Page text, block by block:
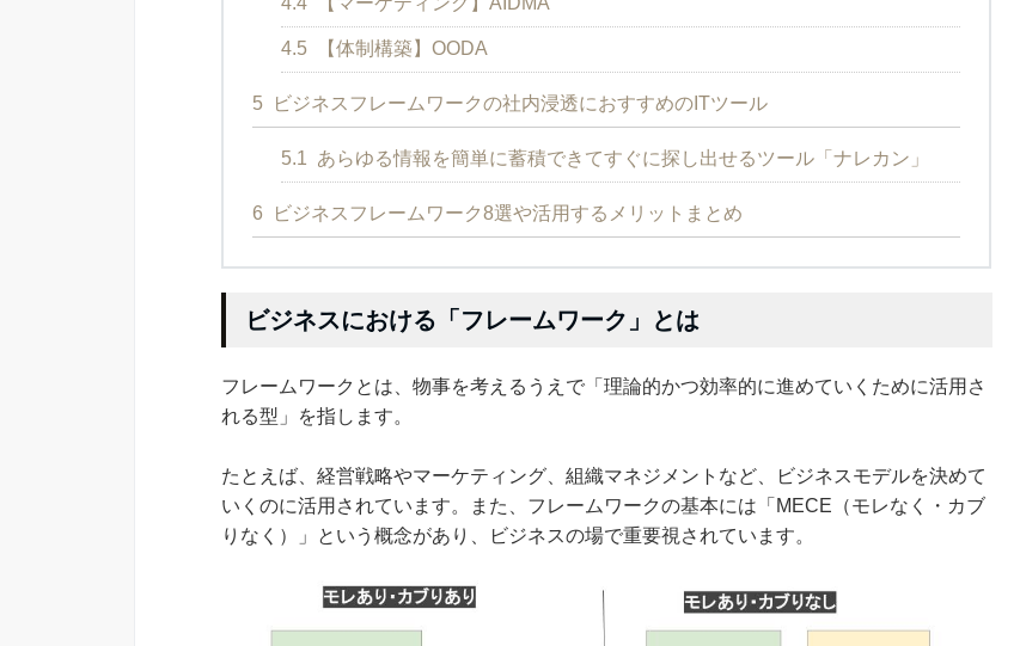
4.5 【体制構築】OODA
5 ビジネスフレームワークの社内浸透におすすめのITツール
5.1 あらゆる情報を簡単に蓄積できてすぐに探し出せるツール「ナレカン」
6 ビジネスフレームワーク8選や活用するメリットまとめ
ビジネスにおける「フレームワーク」とは
フレームワークとは、物事を考えるうえで「理論的かつ効率的に進めていくために活用さ
れる型」を指します。
たとえば、経営戦略やマーケティング、組織マネジメントなど、ビジネスモデルを決めて
いくのに活用されています。また、フレームワークの基本には「MECE（モレなく・カブ
りなく）」という概念があり、ビジネスの場で重要視されています。